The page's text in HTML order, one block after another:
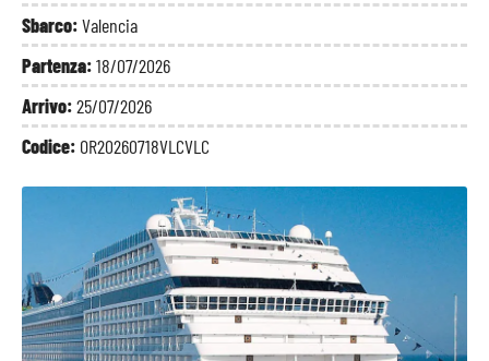
Sbarco:Valencia
Partenza:18/07/2026
Arrivo:25/07/2026
Codice: OR20260718VLCVLC